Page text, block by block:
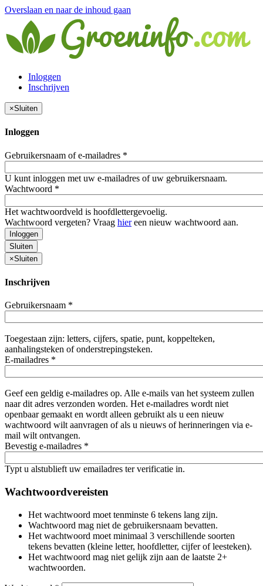
Overslaan en naar de inhoud gaan
Inloggen
Inschrijven
×Sluiten
Inloggen
Gebruikersnaam of e-mailadres *
U kunt inloggen met uw e-mailadres of uw gebruikersnaam.
Wachtwoord *
Het wachtwoordveld is hoofdlettergevoelig.
Wachtwoord vergeten? Vraag hiereen nieuw wachtwoord aan.
Inloggen
Sluiten
×Sluiten
Inschrijven
Gebruikersnaam *
Toegestaan zijn: letters, cijfers, spatie, punt, koppelteken,
aanhalingsteken of onderstrepingsteken.
E-mailadres *
Geef een geldig e-mailadres op. Alle e-mails van het systeem zullen
naar dit adres verzonden worden. Het e-mailadres wordt niet
openbaar gemaakt en wordt alleen gebruikt als u een nieuw
wachtwoord wilt aanvragen of als u nieuws of herinneringen via e-
mail wilt ontvangen.
Bevestig e-mailadres *
Typt u alstublieft uw emailadres ter verificatie in.
Wachtwoordvereisten
Het wachtwoord moet tenminste 6 tekens lang zijn.
Wachtwoord mag niet de gebruikersnaam bevatten.
Het wachtwoord moet minimaal 3 verschillende soorten
tekens bevatten (kleine letter, hoofdletter, cijfer of leesteken).
Het wachtwoord mag niet gelijk zijn aan de laatste 2+
wachtwoorden.